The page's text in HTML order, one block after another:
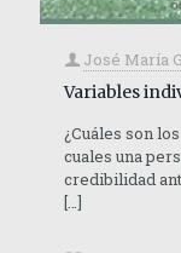
José María
Variables
¿Cuáles son
cuales una
credibilidad
[…]